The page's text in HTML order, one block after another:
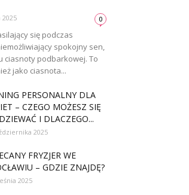
0
się podczas
spokojny sen,
ciasnoty podbarkowej. To
jako ciasnota...
PERSONALNY DLA
– CZEGO MOŻESZ SIĘ
I DLACZEGO...
2025
FRYZJER WE
– GDZIE ZNAJDĘ?
2025